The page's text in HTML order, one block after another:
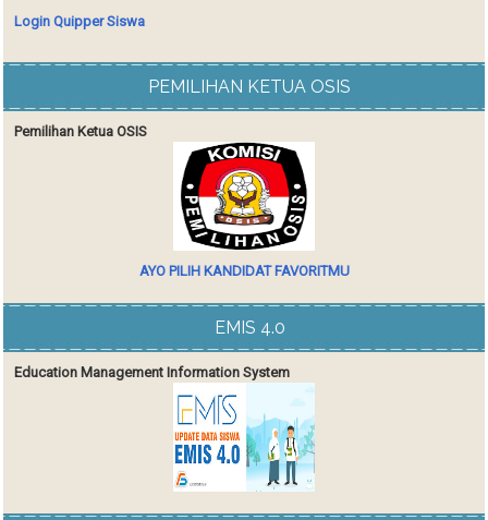
Login Quipper Siswa
PEMILIHAN KETUA OSIS
Pemilihan Ketua OSIS
AYO PILIH KANDIDAT FAVORITMU
EMIS 4.0
Education Management Information System